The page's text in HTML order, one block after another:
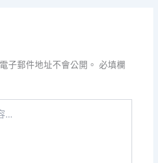
子郵件地址不會公開。 必填欄